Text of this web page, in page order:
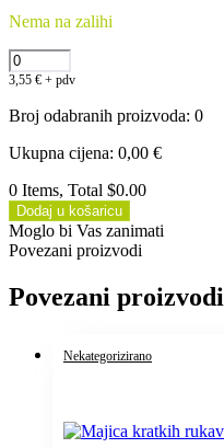
Nema na zalihi
3,55 € + pdv
Broj odabranih proizvoda: 0
Ukupna cijena: 0,00 €
0 Items, Total $0.00
Dodaj u košaricu
Moglo bi Vas zanimati
Povezani proizvodi
Povezani proizvodi
Nekategorizirano